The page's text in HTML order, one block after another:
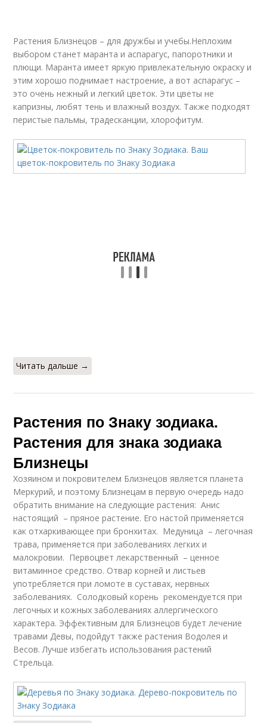
Растения Близнецов – для дружбы и учебы.Неплохим
выбором станет маранта и аспарагус, папоротники и
плющи. Маранта имеет яркую привлекательную окраску и
этим хорошо поднимает настроение, а вот аспарагус –
это очень нежный и легкий цветок. Эти цветы не
капризны, любят тень и влажный воздух. Также подходят
перистые пальмы, традесканции, хлорофитум.
Читать дальше →
Растения по Знаку зодиака.
Растения для знака зодиака
Близнецы
Хозяином и покровителем Близнецов является планета
Меркурий, и поэтому Близнецам в первую очередь надо
обратить внимание на следующие растения: Анис
настоящий – пряное растение. Его настой применяется
как отхаркивающее при бронхитах. Медуница – легочная
трава, применяется при заболеваниях легких и
малокровии. Первоцвет лекарственный – ценное
витаминное средство. Отвар корней и листьев
употребляется при ломоте в суставах, нервных
заболеваниях. Солодковый корень рекомендуется при
легочных и кожных заболеваниях аллергического
характера. Эффективным для Близнецов будет лечение
травами Девы, подойдут также растения Водолея и
Весов. Лучше избегать использования растений
Стрельца.